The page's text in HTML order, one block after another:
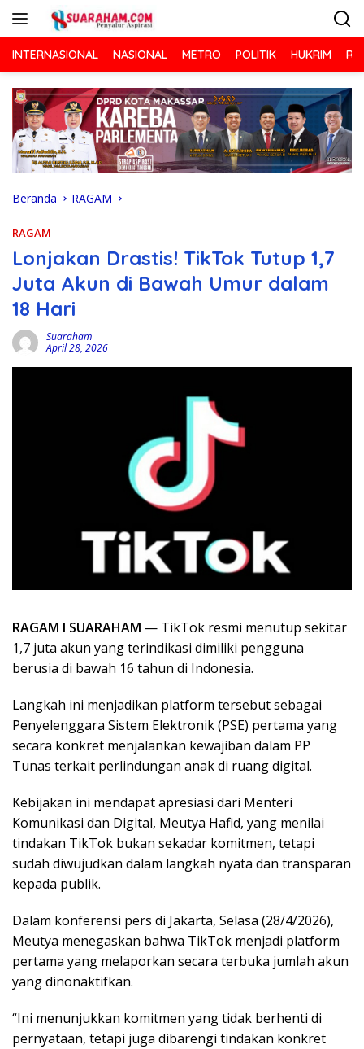
INTERNASIONAL NASIONAL METRO POLITIK HUKRIM
Beranda RAGAM
RAGAM
Lonjakan Drastis! TikTok Tutup 1,7
Juta Akun di Bawah Umur dalam
18 Hari
Suaraham
April 28, 2026
RAGAM I SUARAHAM — TikTok resmi menutup sekitar
1,7 juta akun yang terindikasi dimiliki pengguna
berusia di bawah 16 tahun di Indonesia.
Langkah ini menjadikan platform tersebut sebagai
Penyelenggara Sistem Elektronik (PSE) pertama yang
secara konkret menjalankan kewajiban dalam PP
Tunas terkait perlindungan anak di ruang digital.
Kebijakan ini mendapat apresiasi dari Menteri
Komunikasi dan Digital, Meutya Hafid, yang menilai
tindakan TikTok bukan sekadar komitmen, tetapi
sudah diwujudkan dalam langkah nyata dan transparan
kepada publik.
Dalam konferensi pers di Jakarta, Selasa (28/4/2026),
Meutya menegaskan bahwa TikTok menjadi platform
pertama yang melaporkan secara terbuka jumlah akun
yang dinonaktifkan.
“Ini menunjukkan komitmen yang tidak berhenti di
pernyataan, tetapi juga dibarengi tindakan konkret